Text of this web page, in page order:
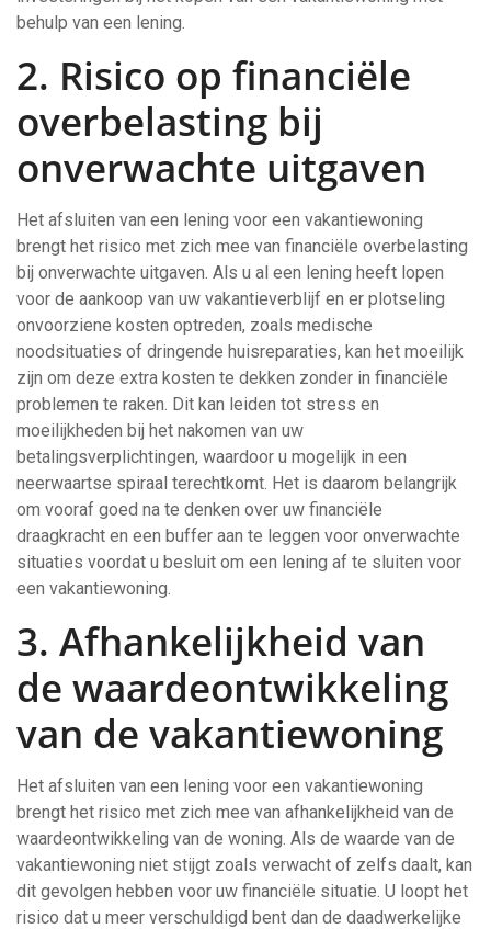
behulp van een lening.
2. Risico op financiële
overbelasting bij
onverwachte uitgaven
Het afsluiten van een lening voor een vakantiewoning
brengt het risico met zich mee van financiële overbelasting
bij onverwachte uitgaven. Als u al een lening heeft lopen
voor de aankoop van uw vakantieverblijf en er plotseling
onvoorziene kosten optreden, zoals medische
noodsituaties of dringende huisreparaties, kan het moeilijk
zijn om deze extra kosten te dekken zonder in financiële
problemen te raken. Dit kan leiden tot stress en
moeilijkheden bij het nakomen van uw
betalingsverplichtingen, waardoor u mogelijk in een
neerwaartse spiraal terechtkomt. Het is daarom belangrijk
om vooraf goed na te denken over uw financiële
draagkracht en een buffer aan te leggen voor onverwachte
situaties voordat u besluit om een lening af te sluiten voor
een vakantiewoning.
3. Afhankelijkheid van
de waardeontwikkeling
van de vakantiewoning
Het afsluiten van een lening voor een vakantiewoning
brengt het risico met zich mee van afhankelijkheid van de
waardeontwikkeling van de woning. Als de waarde van de
vakantiewoning niet stijgt zoals verwacht of zelfs daalt, kan
dit gevolgen hebben voor uw financiële situatie. U loopt het
risico dat u meer verschuldigd bent dan de daadwerkelijke